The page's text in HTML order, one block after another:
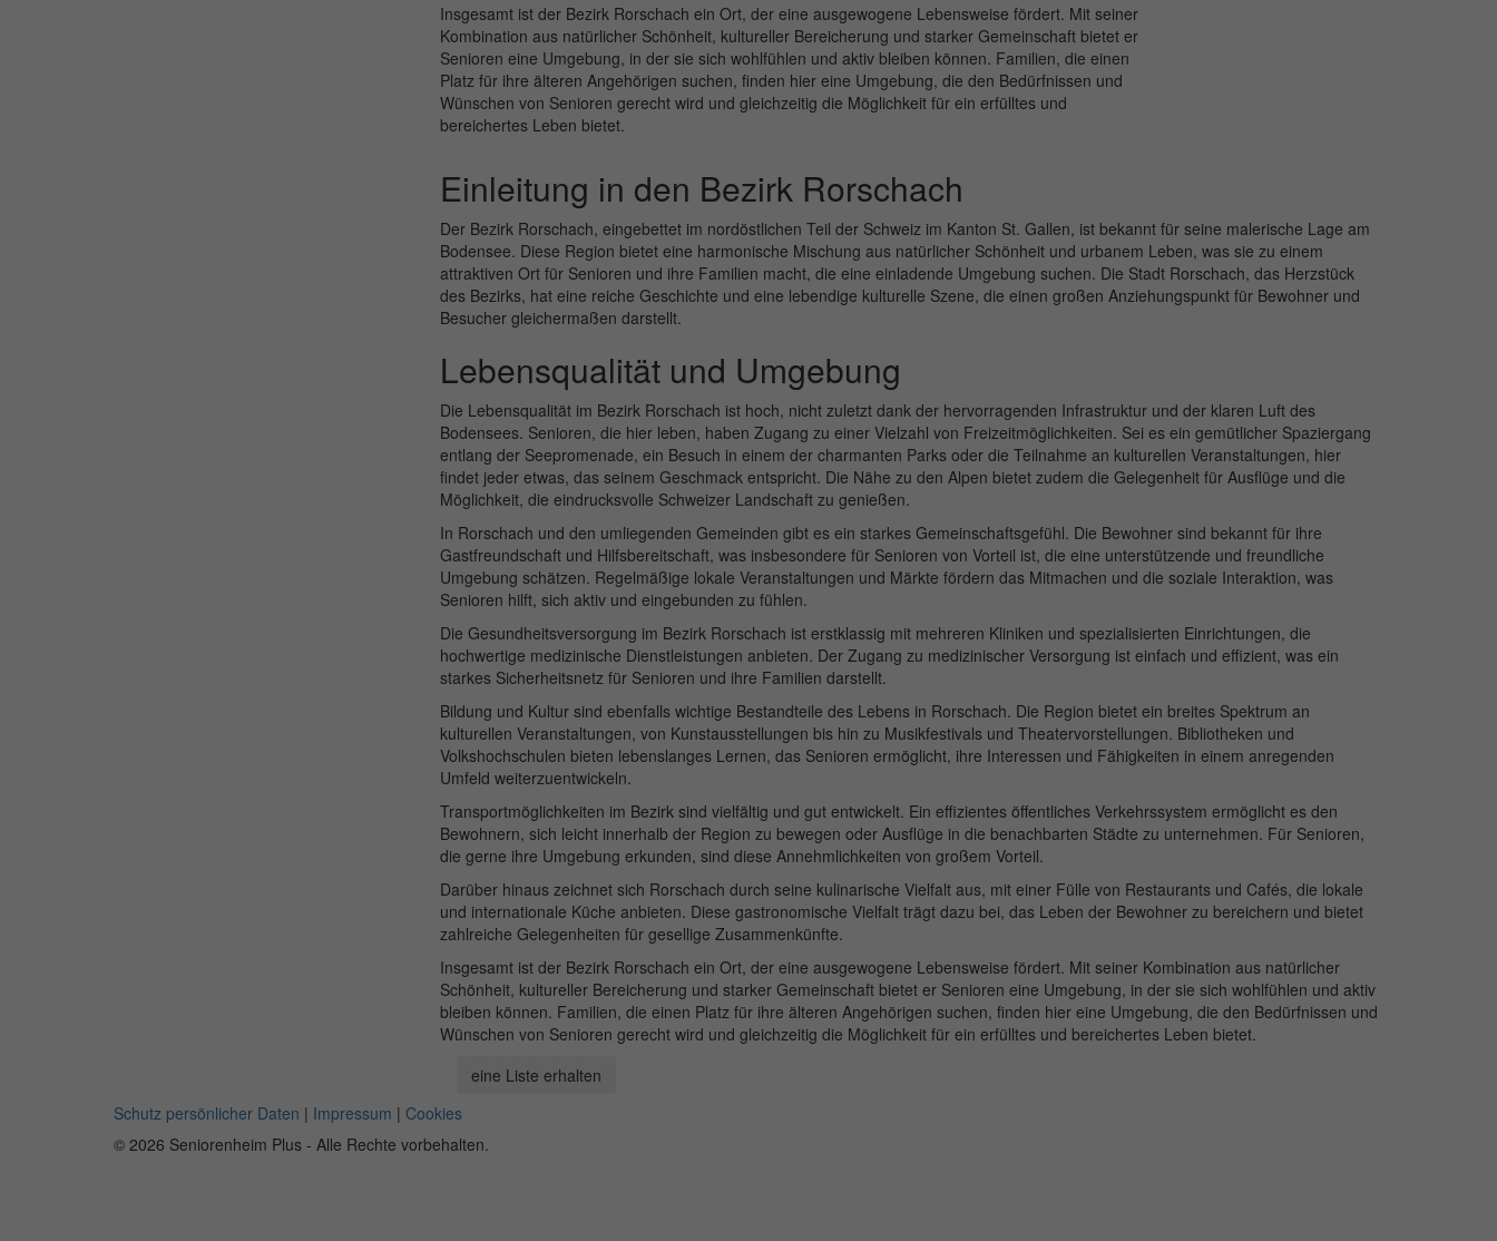
Insgesamt ist der Bezirk Rorschach ein Ort, der eine ausgewogene Lebensweise fördert. Mit seiner
Kombination aus natürlicher Schönheit, kultureller Bereicherung und starker Gemeinschaft bietet er
Senioren eine Umgebung, in der sie sich wohlfühlen und aktiv bleiben können. Familien, die einen
Platz für ihre älteren Angehörigen suchen, finden hier eine Umgebung, die den Bedürfnissen und
Wünschen von Senioren gerecht wird und gleichzeitig die Möglichkeit für ein erfülltes und
bereichertes Leben bietet.
Einleitung in den Bezirk Rorschach
Der Bezirk Rorschach, eingebettet im nordöstlichen Teil der Schweiz im Kanton St. Gallen, ist bekannt für seine malerische Lage am
Bodensee. Diese Region bietet eine harmonische Mischung aus natürlicher Schönheit und urbanem Leben, was sie zu einem
attraktiven Ort für Senioren und ihre Familien macht, die eine einladende Umgebung suchen. Die Stadt Rorschach, das Herzstück
des Bezirks, hat eine reiche Geschichte und eine lebendige kulturelle Szene, die einen großen Anziehungspunkt für Bewohner und
Besucher gleichermaßen darstellt.
Lebensqualität und Umgebung
Die Lebensqualität im Bezirk Rorschach ist hoch, nicht zuletzt dank der hervorragenden Infrastruktur und der klaren Luft des
Bodensees. Senioren, die hier leben, haben Zugang zu einer Vielzahl von Freizeitmöglichkeiten. Sei es ein gemütlicher Spaziergang
entlang der Seepromenade, ein Besuch in einem der charmanten Parks oder die Teilnahme an kulturellen Veranstaltungen, hier
findet jeder etwas, das seinem Geschmack entspricht. Die Nähe zu den Alpen bietet zudem die Gelegenheit für Ausflüge und die
Möglichkeit, die eindrucksvolle Schweizer Landschaft zu genießen.
In Rorschach und den umliegenden Gemeinden gibt es ein starkes Gemeinschaftsgefühl. Die Bewohner sind bekannt für ihre
Gastfreundschaft und Hilfsbereitschaft, was insbesondere für Senioren von Vorteil ist, die eine unterstützende und freundliche
Umgebung schätzen. Regelmäßige lokale Veranstaltungen und Märkte fördern das Mitmachen und die soziale Interaktion, was
Senioren hilft, sich aktiv und eingebunden zu fühlen.
Die Gesundheitsversorgung im Bezirk Rorschach ist erstklassig mit mehreren Kliniken und spezialisierten Einrichtungen, die
hochwertige medizinische Dienstleistungen anbieten. Der Zugang zu medizinischer Versorgung ist einfach und effizient, was ein
starkes Sicherheitsnetz für Senioren und ihre Familien darstellt.
Bildung und Kultur sind ebenfalls wichtige Bestandteile des Lebens in Rorschach. Die Region bietet ein breites Spektrum an
kulturellen Veranstaltungen, von Kunstausstellungen bis hin zu Musikfestivals und Theatervorstellungen. Bibliotheken und
Volkshochschulen bieten lebenslanges Lernen, das Senioren ermöglicht, ihre Interessen und Fähigkeiten in einem anregenden
Umfeld weiterzuentwickeln.
Transportmöglichkeiten im Bezirk sind vielfältig und gut entwickelt. Ein effizientes öffentliches Verkehrssystem ermöglicht es den
Bewohnern, sich leicht innerhalb der Region zu bewegen oder Ausflüge in die benachbarten Städte zu unternehmen. Für Senioren,
die gerne ihre Umgebung erkunden, sind diese Annehmlichkeiten von großem Vorteil.
Darüber hinaus zeichnet sich Rorschach durch seine kulinarische Vielfalt aus, mit einer Fülle von Restaurants und Cafés, die lokale
und internationale Küche anbieten. Diese gastronomische Vielfalt trägt dazu bei, das Leben der Bewohner zu bereichern und bietet
zahlreiche Gelegenheiten für gesellige Zusammenkünfte.
Insgesamt ist der Bezirk Rorschach ein Ort, der eine ausgewogene Lebensweise fördert. Mit seiner Kombination aus natürlicher
Schönheit, kultureller Bereicherung und starker Gemeinschaft bietet er Senioren eine Umgebung, in der sie sich wohlfühlen und aktiv
bleiben können. Familien, die einen Platz für ihre älteren Angehörigen suchen, finden hier eine Umgebung, die den Bedürfnissen und
Wünschen von Senioren gerecht wird und gleichzeitig die Möglichkeit für ein erfülltes und bereichertes Leben bietet.
eine Liste erhalten
Schutz persönlicher Daten | Impressum | Cookies
© 2026 Seniorenheim Plus - Alle Rechte vorbehalten.